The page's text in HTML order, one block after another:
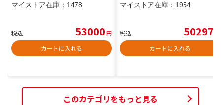
マイストア在庫： 1478
税込 53000円
カートに入れる
マイストア在庫： 1954
税込 50297
カートに入れる
このカテゴリをもっと見る